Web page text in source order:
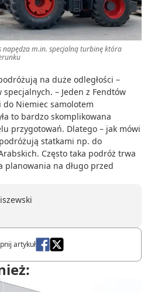
napędza m.in. specjalną turbinę która
na duże odległości –
– Jeden z Fendtów
do Niemiec samolotem
to bardzo skomplikowana
przygotowań. Dlatego – jak mówi
statkami np. do
Często taka podróż trwa
planowania na długo przed
artykuł